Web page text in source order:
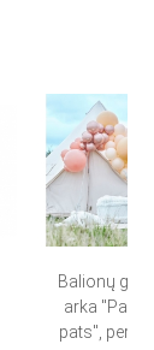
Balionų
arka
pats",